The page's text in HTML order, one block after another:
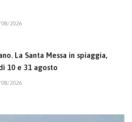
2026
La Santa Messa in spiaggia,
10 e 31 agosto
2026